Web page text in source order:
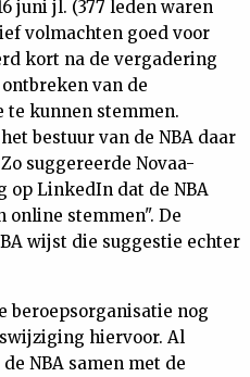
juni jl. (377 leden waren
volmachten goed voor
kort na de vergadering
van de
kunnen stemmen.
bestuur van de NBA daar
suggereerde Novaa-
op LinkedIn dat de NBA
online stemmen". De
wijst die suggestie echter
beroepsorganisatie nog
hiervoor. Al
NBA samen met de